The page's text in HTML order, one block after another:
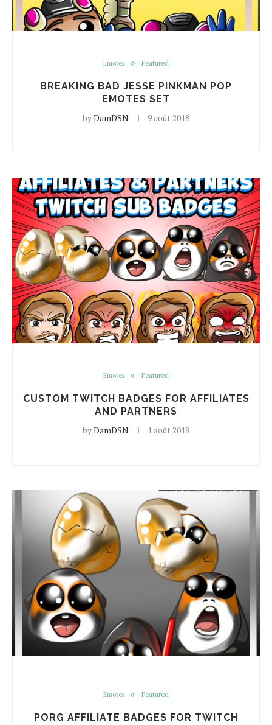
Emotes Featured
BREAKING BAD JESSE PINKMAN POP
EMOTES SET
byDamDSN 9 août 2018
Emotes Featured
CUSTOM TWITCH BADGES FOR AFFILIATES
AND PARTNERS
byDamDSN 1 août 2018
Emotes Featured
PORG AFFILIATE BADGES FOR TWITCH